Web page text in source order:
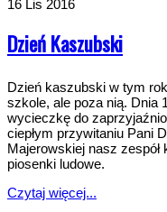
16 Lis 2016
Dzień Kaszubski
Dzień kaszubski w tym
szkole, ale poza nią. Dnia
wycieczkę do
ciepłym przywitaniu Pani
Majerowskiej nasz zespół
piosenki ludowe.
Czytaj więcej...